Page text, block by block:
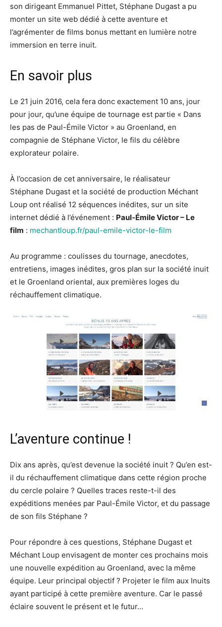
son dirigeant Emmanuel Pittet, Stéphane Dugast a pu
monter un site web dédié à cette aventure et
l’agrémenter de films bonus mettant en lumière notre
immersion en terre inuit.
En savoir plus
Le 21 juin 2016, cela fera donc exactement 10 ans, jour
pour jour, qu’une équipe de tournage est partie « Dans
les pas de Paul-Émile Victor » au Groenland, en
compagnie de Stéphane Victor, le fils du célèbre
explorateur polaire.
À l’occasion de cet anniversaire, le réalisateur
Stéphane Dugast et la société de production Méchant
Loup ont réalisé 12 séquences inédites, sur un site
internet dédié à l’événement : Paul-Émile Victor – Le
film : mechantloup.fr/paul-emile-victor-le-film
Au programme : coulisses du tournage, anecdotes,
entretiens, images inédites, gros plan sur la société inuit
et le Groenland oriental, aux premières loges du
réchauffement climatique.
L’aventure continue !
Dix ans après, qu’est devenue la société inuit ? Qu’en est-
il du réchauffement climatique dans cette région proche
du cercle polaire ? Quelles traces reste-t-il des
expéditions menées par Paul-Émile Victor, et du passage
de son fils Stéphane ?
Pour répondre à ces questions, Stéphane Dugast et
Méchant Loup envisagent de monter ces prochains mois
une nouvelle expédition au Groenland, avec la même
équipe. Leur principal objectif ? Projeter le film aux Inuits
ayant participé à cette première aventure. Car le passé
éclaire souvent le présent et le futur…